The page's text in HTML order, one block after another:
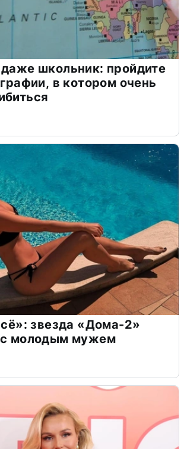
школьник: пройдите
в котором очень
звезда «Дома-2»
с молодым мужем